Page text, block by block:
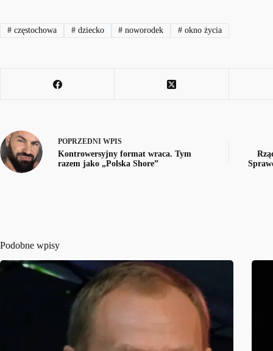
#częstochowa #dziecko # noworodek # okno życia
POPRZEDNI WPIS
Kontrowersyjny format wraca. Tym
razem jako „Polska Shore”
Podobne wpisy